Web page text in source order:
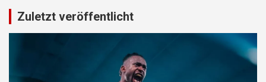
Zuletzt veröffentlicht